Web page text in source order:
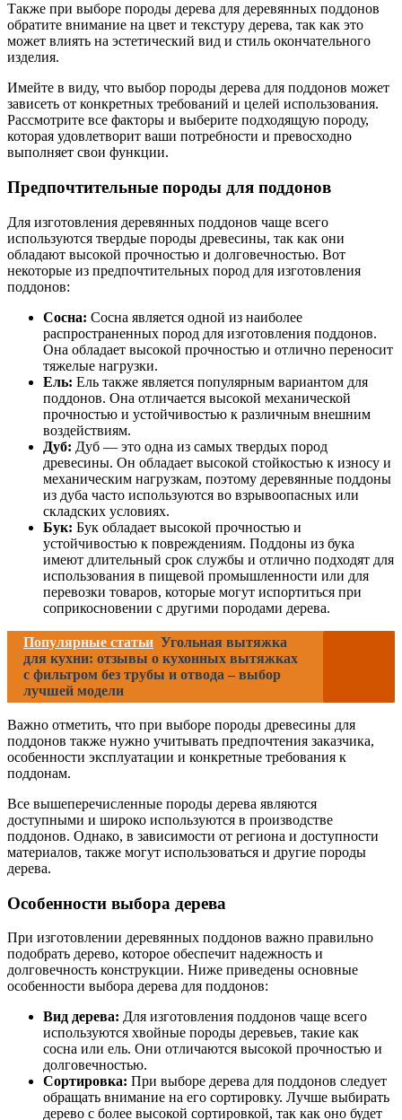
Также при выборе породы дерева для деревянных поддонов
обратите внимание на цвет и текстуру дерева, так как это
может влиять на эстетический вид и стиль окончательного
изделия.
Имейте в виду, что выбор породы дерева для поддонов может
зависеть от конкретных требований и целей использования.
Рассмотрите все факторы и выберите подходящую породу,
которая удовлетворит ваши потребности и превосходно
выполняет свои функции.
Предпочтительные породы для поддонов
Для изготовления деревянных поддонов чаще всего
используются твердые породы древесины, так как они
обладают высокой прочностью и долговечностью. Вот
некоторые из предпочтительных пород для изготовления
поддонов:
Сосна: Сосна является одной из наиболее
распространенных пород для изготовления поддонов.
Она обладает высокой прочностью и отлично переносит
тяжелые нагрузки.
Ель: Ель также является популярным вариантом для
поддонов. Она отличается высокой механической
прочностью и устойчивостью к различным внешним
воздействиям.
Дуб: Дуб — это одна из самых твердых пород
древесины. Он обладает высокой стойкостью к износу и
механическим нагрузкам, поэтому деревянные поддоны
из дуба часто используются во взрывоопасных или
складских условиях.
Бук: Бук обладает высокой прочностью и
устойчивостью к повреждениям. Поддоны из бука
имеют длительный срок службы и отлично подходят для
использования в пищевой промышленности или для
перевозки товаров, которые могут испортиться при
соприкосновении с другими породами дерева.
Популярные статьи Угольная вытяжка
для кухни: отзывы о кухонных вытяжках
с фильтром без трубы и отвода – выбор
лучшей модели
Важно отметить, что при выборе породы древесины для
поддонов также нужно учитывать предпочтения заказчика,
особенности эксплуатации и конкретные требования к
поддонам.
Все вышеперечисленные породы дерева являются
доступными и широко используются в производстве
поддонов. Однако, в зависимости от региона и доступности
материалов, также могут использоваться и другие породы
дерева.
Особенности выбора дерева
При изготовлении деревянных поддонов важно правильно
подобрать дерево, которое обеспечит надежность и
долговечность конструкции. Ниже приведены основные
особенности выбора дерева для поддонов:
Вид дерева: Для изготовления поддонов чаще всего
используются хвойные породы деревьев, такие как
сосна или ель. Они отличаются высокой прочностью и
долговечностью.
Сортировка: При выборе дерева для поддонов следует
обращать внимание на его сортировку. Лучше выбирать
дерево с более высокой сортировкой, так как оно будет